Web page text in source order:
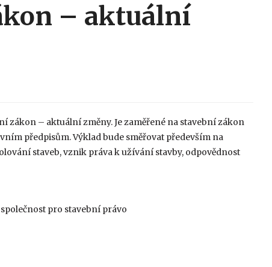
– aktuální
zákon – aktuální změny. Je zaměřené na stavební zákon
předpisům. Výklad bude směřovat především na
staveb, vznik práva k užívání stavby, odpovědnost
společnost pro stavební právo